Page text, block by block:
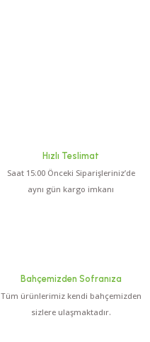
Hızlı Teslimat
Saat 15:00 Önceki Siparişleriniz’de
aynı gün kargo imkanı
Bahçemizden Sofranıza
Tüm ürünlerimiz kendi bahçemizden
sizlere ulaşmaktadır.